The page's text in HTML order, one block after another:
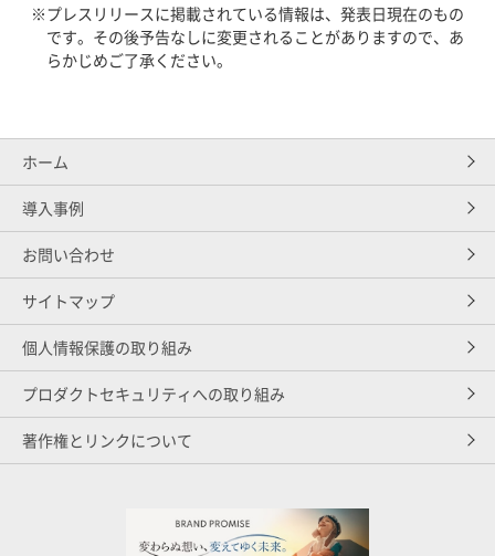
プレスリリースに掲載されている情報は、発表日現在のもの
です。その後予告なしに変更されることがありますので、あ
らかじめご了承ください。
ホーム
導入事例
お問い合わせ
サイトマップ
個人情報保護の取り組み
プロダクトセキュリティへの取り組み
著作権とリンクについて